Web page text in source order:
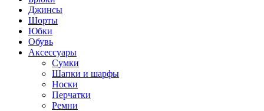
Джинсы
Шорты
Юбки
Обувь
Аксессуары
Сумки
Шапки и шарфы
Носки
Перчатки
Ремни